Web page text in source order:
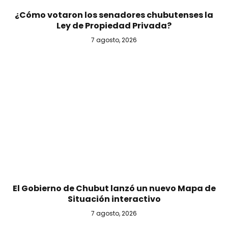
¿Cómo votaron los senadores chubutenses la
Ley de Propiedad Privada?
7 agosto, 2026
El Gobierno de Chubut lanzó un nuevo Mapa de
Situación interactivo
7 agosto, 2026